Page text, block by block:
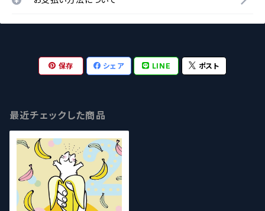
保存 シェア LINE ポスト
最近チェックした商品